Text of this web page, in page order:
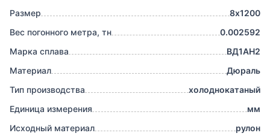
Размер
8х1200
Вес погонного метра, тн
0.002592
Марка сплава
ВД1АН2
Материал
Дюраль
Тип производства
холоднокатаный
Единица измерения
мм
Исходный материал
рулон